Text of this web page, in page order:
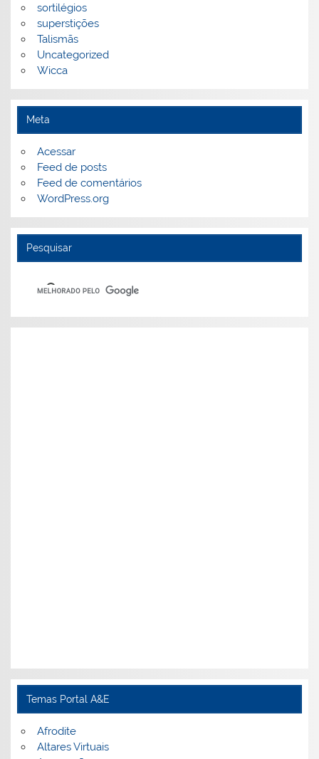
sortilégios
superstições
Talismãs
Uncategorized
Wicca
Meta
Acessar
Feed de posts
Feed de comentários
WordPress.org
Pesquisar
Temas Portal A&E
Afrodite
Altares Virtuais